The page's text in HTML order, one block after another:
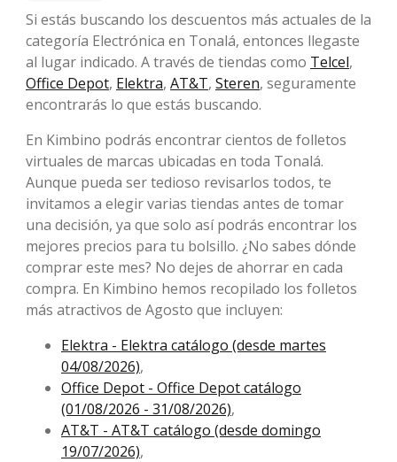
Si estás buscando los descuentos más actuales de la
categoría Electrónica en Tonalá, entonces llegaste
al lugar indicado. A través de tiendas como Telcel,
Office Depot, Elektra, AT&T, Steren, seguramente
encontrarás lo que estás buscando.
En Kimbino podrás encontrar cientos de folletos
virtuales de marcas ubicadas en toda Tonalá.
Aunque pueda ser tedioso revisarlos todos, te
invitamos a elegir varias tiendas antes de tomar
una decisión, ya que solo así podrás encontrar los
mejores precios para tu bolsillo. ¿No sabes dónde
comprar este mes? No dejes de ahorrar en cada
compra. En Kimbino hemos recopilado los folletos
más atractivos de Agosto que incluyen:
Elektra - Elektra catálogo (desde martes
04/08/2026),
Office Depot - Office Depot catálogo
(01/08/2026 - 31/08/2026),
AT&T - AT&T catálogo (desde domingo
19/07/2026),